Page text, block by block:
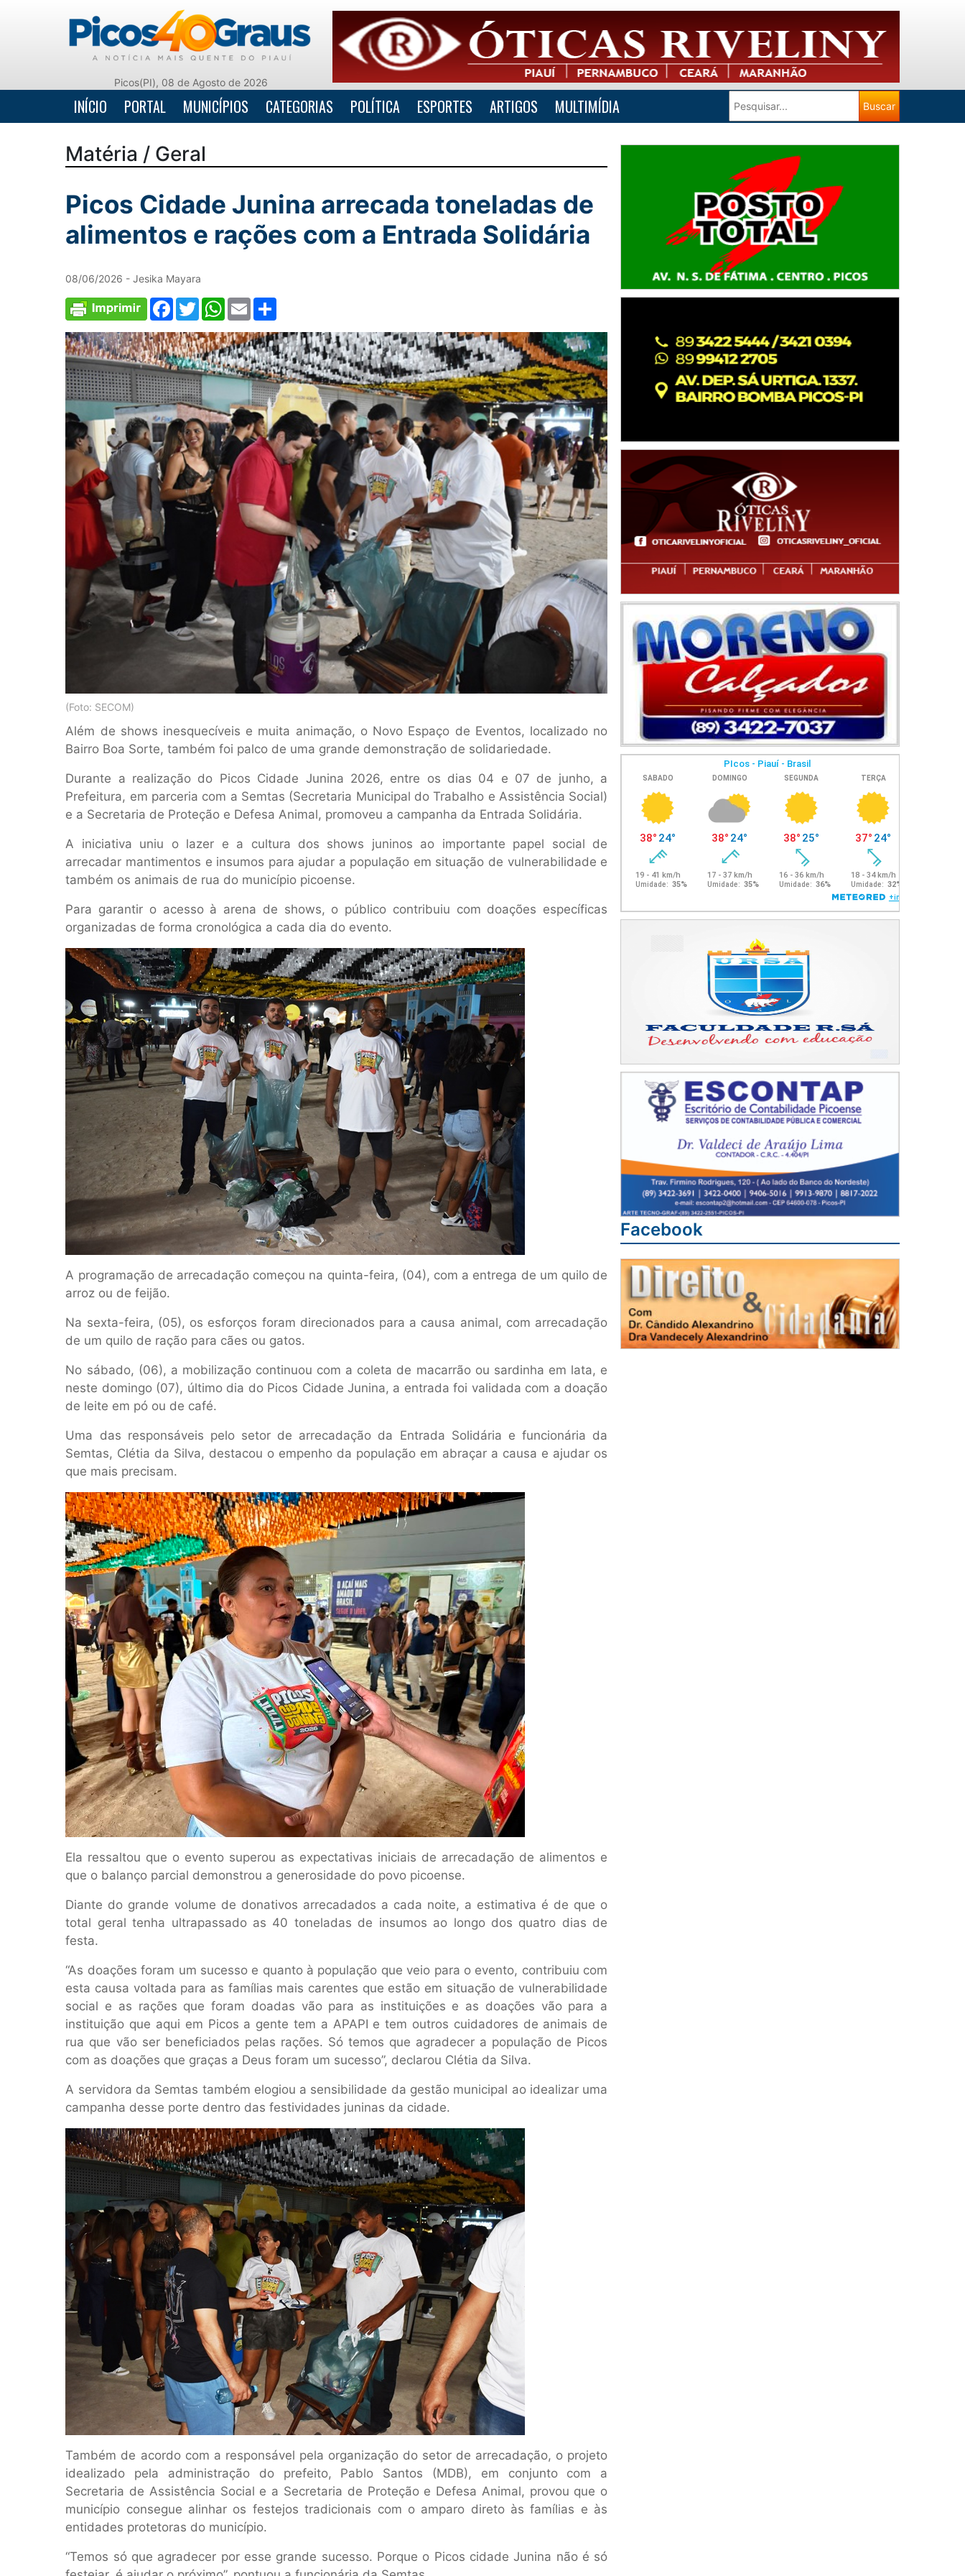
Picos(PI), 08 de Agosto de 2026
INÍCIO PORTAL MUNICÍPIOS CATEGORIAS POLÍTICA ESPORTES ARTIGOS MULTIMÍDIA
Matéria / Geral
Picos Cidade Junina arrecada toneladas de
alimentos e rações com a Entrada Solidária
08/06/2026 - Jesika Mayara
Facebook
TwitterWhatsApp
Email
(Foto: SECOM)
Além de shows inesquecíveis e muita animação, o Novo Espaço de Eventos, localizado no
Bairro Boa Sorte, também foi palco de uma grande demonstração de solidariedade.
Durante a realização do Picos Cidade Junina 2026, entre os dias 04 e 07 de junho, a
Prefeitura, em parceria com a Semtas (Secretaria Municipal do Trabalho e Assistência Social)
e a Secretaria de Proteção e Defesa Animal, promoveu a campanha da Entrada Solidária.
A iniciativa uniu o lazer e a cultura dos shows juninos ao importante papel social de
arrecadar mantimentos e insumos para ajudar a população em situação de vulnerabilidade e
também os animais de rua do município picoense.
Para garantir o acesso à arena de shows, o público contribuiu com doações específicas
organizadas de forma cronológica a cada dia do evento.
A programação de arrecadação começou na quinta-feira, (04), com a entrega de um quilo de
arroz ou de feijão.
Na sexta-feira, (05), os esforços foram direcionados para a causa animal, com arrecadação
de um quilo de ração para cães ou gatos.
No sábado, (06), a mobilização continuou com a coleta de macarrão ou sardinha em lata, e
neste domingo (07), último dia do Picos Cidade Junina, a entrada foi validada com a doação
de leite em pó ou de café.
Uma das responsáveis pelo setor de arrecadação da Entrada Solidária e funcionária da
Semtas, Clétia da Silva, destacou o empenho da população em abraçar a causa e ajudar os
que mais precisam.
Ela ressaltou que o evento superou as expectativas iniciais de arrecadação de alimentos e
que o balanço parcial demonstrou a generosidade do povo picoense.
Diante do grande volume de donativos arrecadados a cada noite, a estimativa é de que o
total geral tenha ultrapassado as 40 toneladas de insumos ao longo dos quatro dias de
festa.
“As doações foram um sucesso e quanto à população que veio para o evento, contribuiu com
esta causa voltada para as famílias mais carentes que estão em situação de vulnerabilidade
social e as rações que foram doadas vão para as instituições e as doações vão para a
instituição que aqui em Picos a gente tem a APAPI e tem outros cuidadores de animais de
rua que vão ser beneficiados pelas rações. Só temos que agradecer a população de Picos
com as doações que graças a Deus foram um sucesso”, declarou Clétia da Silva.
A servidora da Semtas também elogiou a sensibilidade da gestão municipal ao idealizar uma
campanha desse porte dentro das festividades juninas da cidade.
Também de acordo com a responsável pela organização do setor de arrecadação, o projeto
idealizado pela administração do prefeito, Pablo Santos (MDB), em conjunto com a
Secretaria de Assistência Social e a Secretaria de Proteção e Defesa Animal, provou que o
município consegue alinhar os festejos tradicionais com o amparo direto às famílias e às
entidades protetoras do município.
“Temos só que agradecer por esse grande sucesso. Porque o Picos cidade Junina não é só
Facebook